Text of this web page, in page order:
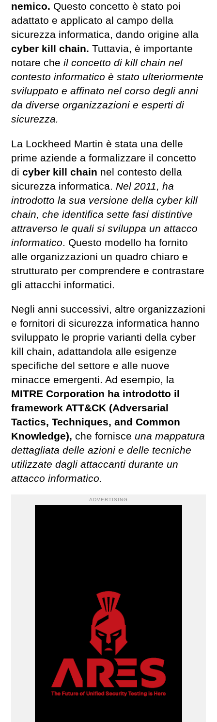
nemico. Questo concetto è stato poi
adattato e applicato al campo della
sicurezza informatica, dando origine alla
cyber kill chain. Tuttavia, è importante
notare che il concetto di kill chain nel
contesto informatico è stato ulteriormente
sviluppato e affinato nel corso degli anni
da diverse organizzazioni e esperti di
sicurezza.
La Lockheed Martin è stata una delle
prime aziende a formalizzare il concetto
di cyber kill chain nel contesto della
sicurezza informatica. Nel 2011, ha
introdotto la sua versione della cyber kill
chain, che identifica sette fasi distintive
attraverso le quali si sviluppa un attacco
informatico. Questo modello ha fornito
alle organizzazioni un quadro chiaro e
strutturato per comprendere e contrastare
gli attacchi informatici.
Negli anni successivi, altre organizzazioni
e fornitori di sicurezza informatica hanno
sviluppato le proprie varianti della cyber
kill chain, adattandola alle esigenze
specifiche del settore e alle nuove
minacce emergenti. Ad esempio, la
MITRE Corporation ha introdotto il
framework ATT&CK (Adversarial
Tactics, Techniques, and Common
Knowledge), che fornisce una mappatura
dettagliata delle azioni e delle tecniche
utilizzate dagli attaccanti durante un
attacco informatico.
ADVERTISING